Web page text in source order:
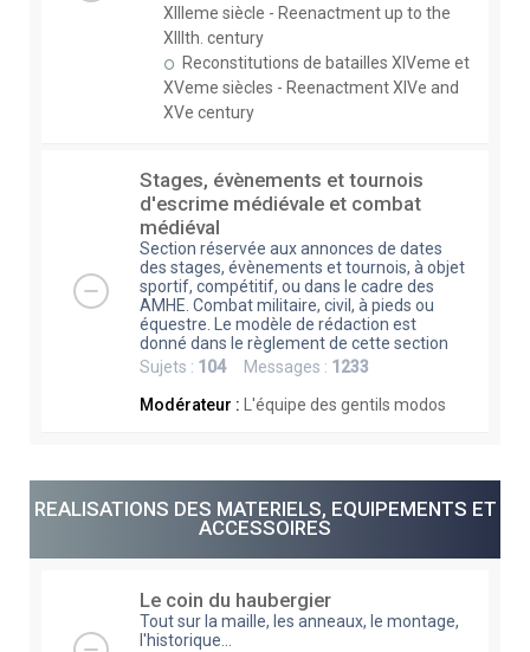
XIIIeme siècle - Reenactment up to the
XIIIth. century
Reconstitutions de batailles XIVeme et
XVeme siècles - Reenactment XIVe and
XVe century
Stages, évènements et tournois
d'escrime médiévale et combat
médiéval
Section réservée aux annonces de dates
des stages, évènements et tournois, à objet
sportif, compétitif, ou dans le cadre des
AMHE. Combat militaire, civil, à pieds ou
équestre. Le modèle de rédaction est
donné dans le règlement de cette section
Sujets : 104Messages : 1233
Modérateur :
L'équipe des gentils modos
REALISATIONS DES MATERIELS, EQUIPEMENTS ET
ACCESSOIRES
Le coin du haubergier
Tout sur la maille, les anneaux, le montage,
l'historique...